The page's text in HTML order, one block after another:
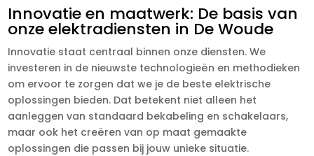
Innovatie en maatwerk: De basis van
onze elektradiensten in De Woude
Innovatie staat centraal binnen onze diensten. We
investeren in de nieuwste technologieën en methodieken
om ervoor te zorgen dat we je de beste elektrische
oplossingen bieden. Dat betekent niet alleen het
aanleggen van standaard bekabeling en schakelaars,
maar ook het creëren van op maat gemaakte
oplossingen die passen bij jouw unieke situatie.